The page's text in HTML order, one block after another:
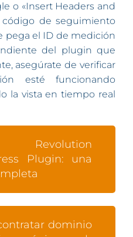
o «Insert Headers and
código de seguimiento
pega el ID de medición
del plugin que
asegúrate de verificar
esté funcionando
la vista en tiempo real
Revolution
Plugin: una
dominio